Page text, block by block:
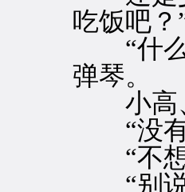
吃饭吧？
“什么
弹琴。
小高、
“没有
“不想
“别说